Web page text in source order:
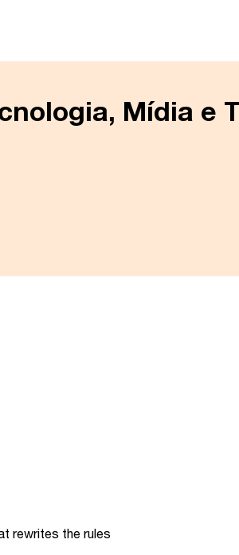
Mídia e
rewrites the rules